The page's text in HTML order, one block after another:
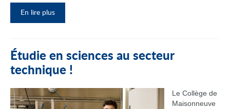
En lire plus
Étudie en sciences au secteur
technique !
Le Collège de
Maisonneuve